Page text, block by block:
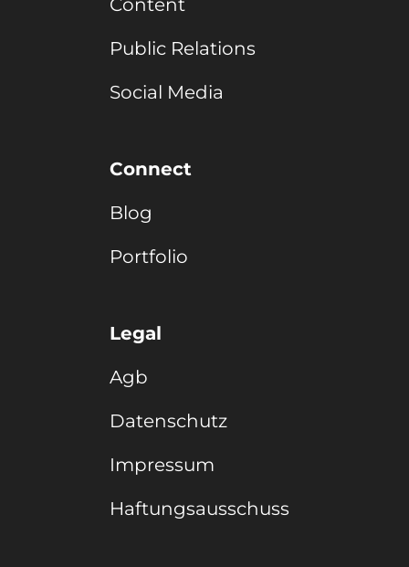
Content
Public Relations
Social Media
Connect
Blog
Portfolio
Legal
Agb
Datenschutz
Impressum
Haftungsausschuss